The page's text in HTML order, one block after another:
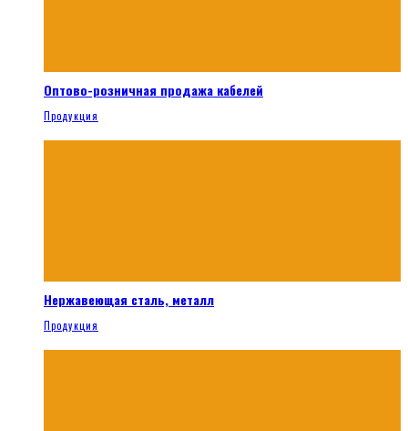
Оптово-розничная продажа кабелей
Продукция
Нержавеющая сталь, металл
Продукция